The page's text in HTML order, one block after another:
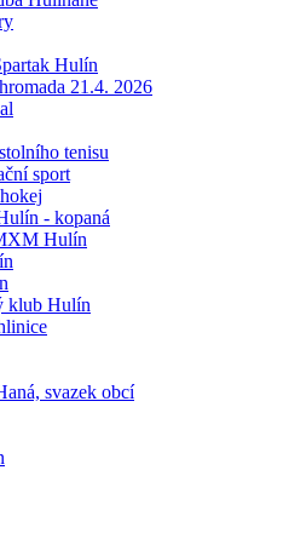
Hulín
21.4. 2026
tenisu
sport
- kopaná
Hulín
klub Hulín
svazek obcí